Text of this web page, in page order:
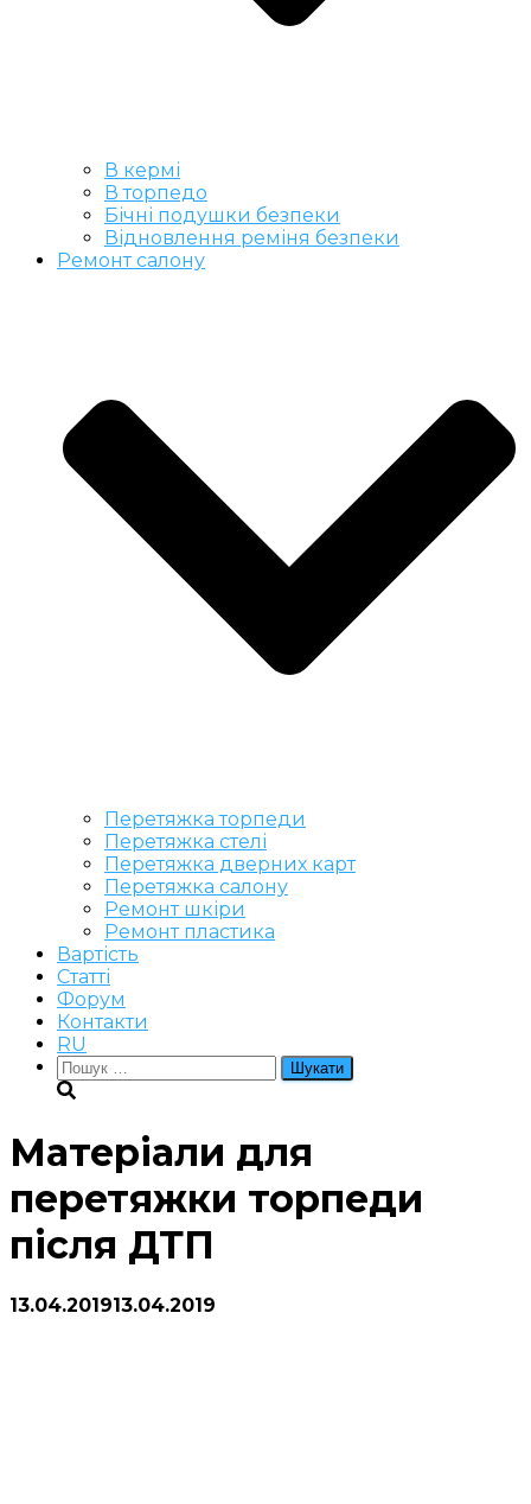
В кермі
В торпедо
Бічні подушки безпеки
Відновлення реміня безпеки
Ремонт салону
Перетяжка торпеди
Перетяжка стелі
Перетяжка дверних карт
Перетяжка салону
Ремонт шкіри
Ремонт пластика
Вартість
Статті
Форум
Контакти
RU
Пошук:
Матеріали для
перетяжки торпеди
після ДТП
13.04.201913.04.2019